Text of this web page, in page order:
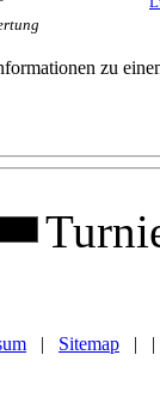
zu
| Sitemap | |